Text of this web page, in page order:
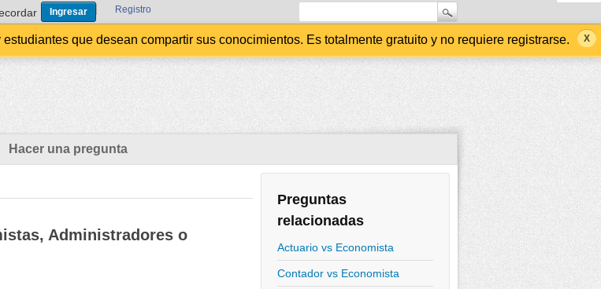
Registro
que desean compartir sus conocimientos. Es totalmente gratuito y no requiere registrarse.
Hacer una pregunta
Preguntas
relacionadas
Actuario vs Economista
Contador vs Economista
Administradores o